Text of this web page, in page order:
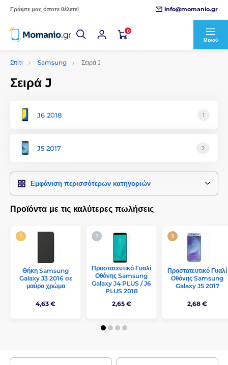
Γράψτε μας όποτε θέλετε! info@momanio.gr
0
Μενού
Σπίτι Samsung Σειρά J
Σειρά J
J6 2018 1
J5 2017 2
Εμφάνιση περισσότερων κατηγοριών
Προϊόντα με τις καλύτερες πωλήσεις
Θήκη Samsung
Galaxy J3 2016 σε
μαύρο χρώμα
4,63 €
Προστατευτικό Γυαλί
Οθόνης Samsung
Galaxy J4 PLUS / J6
PLUS 2018
2,65 €
Προστατευτικό Γυαλί
Οθόνης Samsung
Galaxy J5 2017
2,68 €